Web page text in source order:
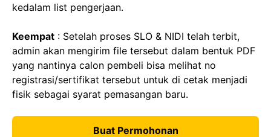
kedalam list pengerjaan.
Keempat : Setelah proses SLO & NIDI telah terbit,
admin akan mengirim file tersebut dalam bentuk PDF
yang nantinya calon pembeli bisa melihat no
registrasi/sertifikat tersebut untuk di cetak menjadi
fisik sebagai syarat pemasangan baru.
Buat Permohonan